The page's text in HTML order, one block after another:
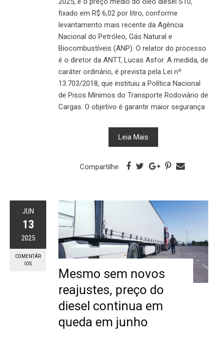
fixado em R$ 6,02 por litro, conforme
levantamento mais recente da Agência
Nacional do Petróleo, Gás Natural e
Biocombustíveis (ANP). O relator do processo
é o diretor da ANTT, Lucas Asfor. A medida, de
caráter ordinário, é prevista pela Lei nº
13.703/2018, que instituiu a Política Nacional
de Pisos Mínimos do Transporte Rodoviário de
Cargas. O objetivo é garantir maior segurança
Leia Mais
Compartilhe
JUN
13
2025
COMENTÁR
IOS
Mesmo sem novos
reajustes, preço do
diesel continua em
queda em junho